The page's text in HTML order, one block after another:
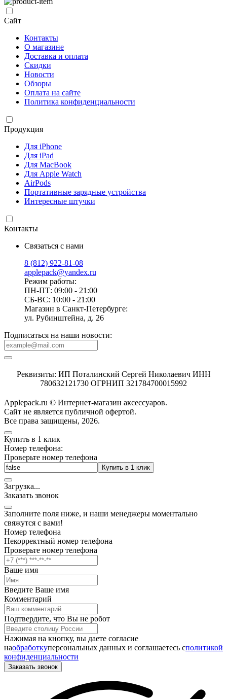
Сайт
Контакты
О магазине
Доставка и оплата
Скидки
Новости
Обзоры
Оплата на сайте
Политика конфиденциальности
Продукция
Для iPhone
Для iPad
Для MacBook
Для Apple Watch
AirPods
Портативные зарядные устройства
Интересные штучки
Контакты
Связаться с нами
8 (812) 922-81-08
applepack@yandex.ru
Режим работы:
ПН-ПТ: 09:00 - 21:00
СБ-ВС: 10:00 - 21:00
Магазин в Санкт-Петербурге:
ул. Рубинштейна, д. 26
Подписаться на наши новости:
Реквизиты: ИП Поталинский Сергей Николаевич ИНН
780632121730 ОГРНИП 321784700015992
Applepack.ru © Интернет-магазин аксессуаров.
Cайт не является публичной офертой.
Все права защищены, 2026.
Купить в 1 клик
Номер телефона:
Проверьте номер телефона
Купить в 1 клик
Загрузка...
Заказать звонок
Заполните поля ниже, и наши менеджеры моментально
свяжутся с вами!
Номер телефона
Некорректный номер телефона
Проверьте номер телефона
Ваше имя
Введите Ваше имя
Комментарий
Подтвердите, что Вы не робот
Нажимая на кнопку, вы даете согласие
наобработкуперсональных данных и соглашаетесь cполитикой
конфиденциальности
Заказать звонок